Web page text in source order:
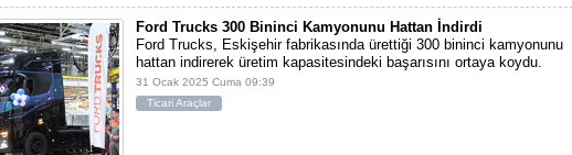
Ford Trucks 300 Bininci Kamyonunu Hattan İndirdi
Ford Trucks, Eskişehir fabrikasında ürettiği 300 bininci kamyonunu
hattan indirerek üretim kapasitesindeki başarısını ortaya koydu.
31 Ocak 2025 Cuma 09:39
Ticari Araçlar